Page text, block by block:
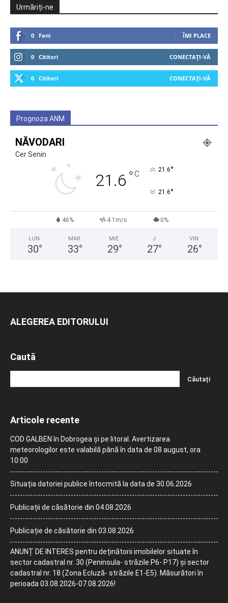
Urmăriți-ne
0 Fani ÎMI PLACE
0 Cititori CONECTAȚI-VĂ
0 Cititori CONECTAȚI-VĂ
Prognoza ANM
NĂVODARI
Cer Senin
21.6 °C 21.6°
21.6°
46% 4.1m/s 0%
LUN
30°
MAR
33°
MIE
29°
J
27°
VIN
26°
ALEGEREA EDITORULUI
Caută
Articole recente
COD GALBEN în Dobrogea și pe litoral. Avertizarea
meteorologilor este valabilă până în data de 08 august, ora
10:00
Situația datoriei publice întocmită la data de 30.06.2026
Publicații de căsătorie din 04.08.2026
Publicație de căsătorie din 03.08.2026
ANUNȚ DE INTERES pentru deținătorii imobilelor situate în
sector cadastral nr. 30 (Peninsula- străzile P6- P17) și sector
cadastral nr. 18 (Zona Ecluză- străzile E1-E5). Măsurători în
perioada 03.08.2026-07.08.2026!